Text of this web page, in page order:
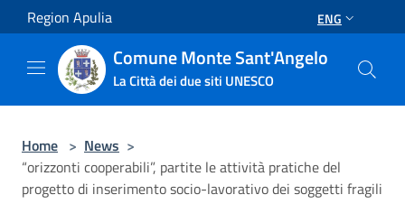
Salta al contenuto principale
Region Apulia ENG
Comune Monte Sant'Angelo
La Città dei due siti UNESCO
Home > News >
“orizzonti cooperabili”, partite le attività pratiche del
progetto di inserimento socio-lavorativo dei soggetti fragili